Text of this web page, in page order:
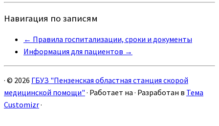
Навигация по записям
← Правила госпитализации, сроки и документы
Информация для пациентов →
· © 2026 ГБУЗ "Пензенская областная станция скорой
медицинской помощи" · Работает на · Разработан в Тема
Customizr·